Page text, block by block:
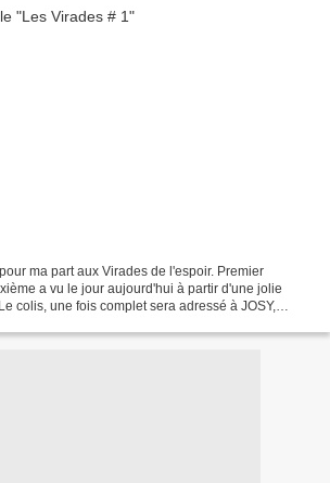
ma part aux Virades de l'espoir. Premier
a vu le jour aujourd'hui à partir d'une jolie
colis, une fois complet sera adressé à JOSY,